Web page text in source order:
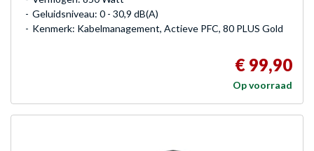
Geluidsniveau: 0 - 30,9 dB(A)
Kenmerk: Kabelmanagement, Actieve PFC, 80 PLUS Gold
€ 99,90
Op voorraad